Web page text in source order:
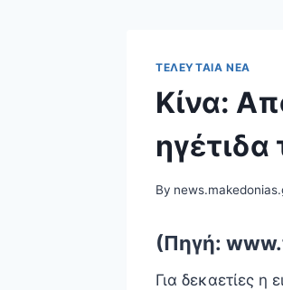
ΤΕΛΕΥΤΑΊΑ ΝΈΑ
Κίνα:
By
(Πηγή:
Για δεκαετίες